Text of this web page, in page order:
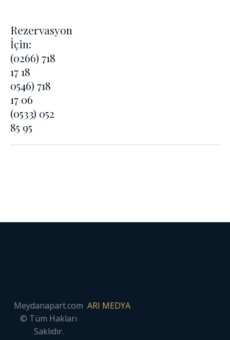
Rezervasyon
İçin:
(0266) 718
17 18
0546) 718
17 06
(0533) 052
85 95
Meydanapart.com
© Tüm Hakları
Saklıdır.
ARI MEDYA